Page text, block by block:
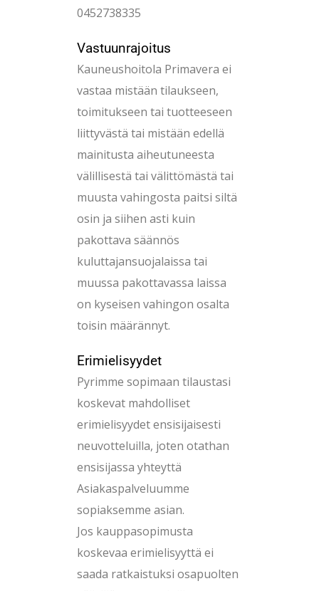
0452738335
Vastuunrajoitus
Kauneushoitola Primavera ei
vastaa mistään tilaukseen,
toimitukseen tai tuotteeseen
liittyvästä tai mistään edellä
mainitusta aiheutuneesta
välillisestä tai välittömästä tai
muusta vahingosta paitsi siltä
osin ja siihen asti kuin
pakottava säännös
kuluttajansuojalaissa tai
muussa pakottavassa laissa
on kyseisen vahingon osalta
toisin määrännyt.
Erimielisyydet
Pyrimme sopimaan tilaustasi
koskevat mahdolliset
erimielisyydet ensisijaisesti
neuvotteluilla, joten otathan
ensisijassa yhteyttä
Asiakaspalveluumme
sopiaksemme asian.
Jos kauppasopimusta
koskevaa erimielisyyttä ei
saada ratkaistuksi osapuolten